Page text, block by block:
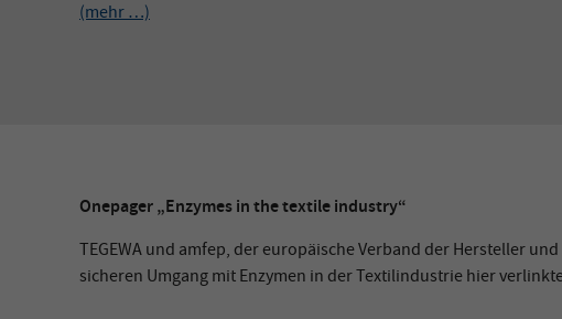
(mehr …)
Onepager „Enzymes in the textile industry“
TEGEWA und amfep, der europäische Verband der Hersteller
sicheren Umgang mit Enzymen in der Textilindustrie hier